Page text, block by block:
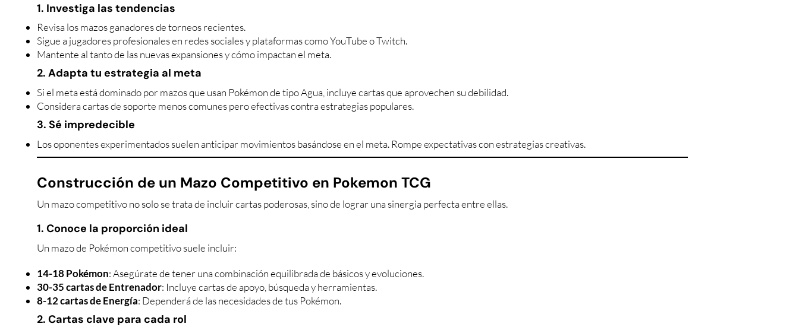
1. Investiga las tendencias
Revisa los mazos ganadores de torneos recientes.
Sigue a jugadores profesionales en redes sociales y plataformas como YouTube o Twitch.
Mantente al tanto de las nuevas expansiones y cómo impactan el meta.
2. Adapta tu estrategia al meta
Si el meta está dominado por mazos que usan Pokémon de tipo Agua, incluye cartas que aprovechen su debilidad.
Considera cartas de soporte menos comunes pero efectivas contra estrategias populares.
3. Sé impredecible
Los oponentes experimentados suelen anticipar movimientos basándose en el meta. Rompe expectativas con estrategias creativas.
Construcción de un Mazo Competitivo en Pokemon TCG
Un mazo competitivo no solo se trata de incluir cartas poderosas, sino de lograr una sinergia perfecta entre ellas.
1. Conoce la proporción ideal
Un mazo de Pokémon competitivo suele incluir:
14-18 Pokémon: Asegúrate de tener una combinación equilibrada de básicos y evoluciones.
30-35 cartas de Entrenador: Incluye cartas de apoyo, búsqueda y herramientas.
8-12 cartas de Energía: Dependerá de las necesidades de tus Pokémon.
2. Cartas clave para cada rol